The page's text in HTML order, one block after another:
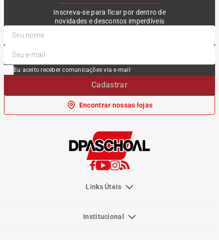
Inscreva-se para ficar por dentro de
novidades e descontos imperdíveis
Eu aceito receber comunicações via e-mail
Cadastrar
Encontrar nossas lojas
Links Úteis
Institucional